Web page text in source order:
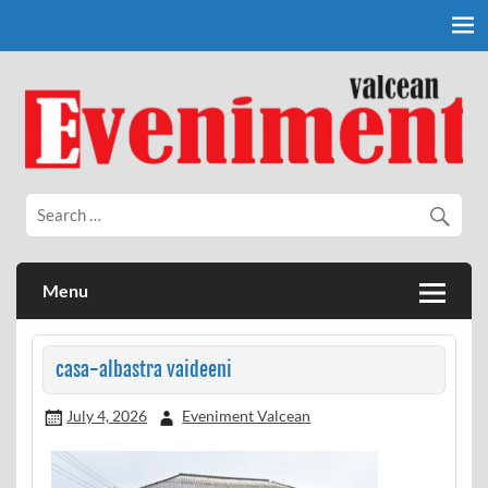
Eveniment Valcean
Menu
casa-albastra vaideeni
July 4, 2026 Eveniment Valcean